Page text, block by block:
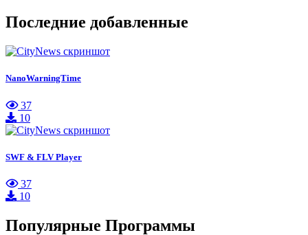
Последние добавленные
NanoWarningTime
37
10
SWF & FLV Player
37
10
Популярные Программы